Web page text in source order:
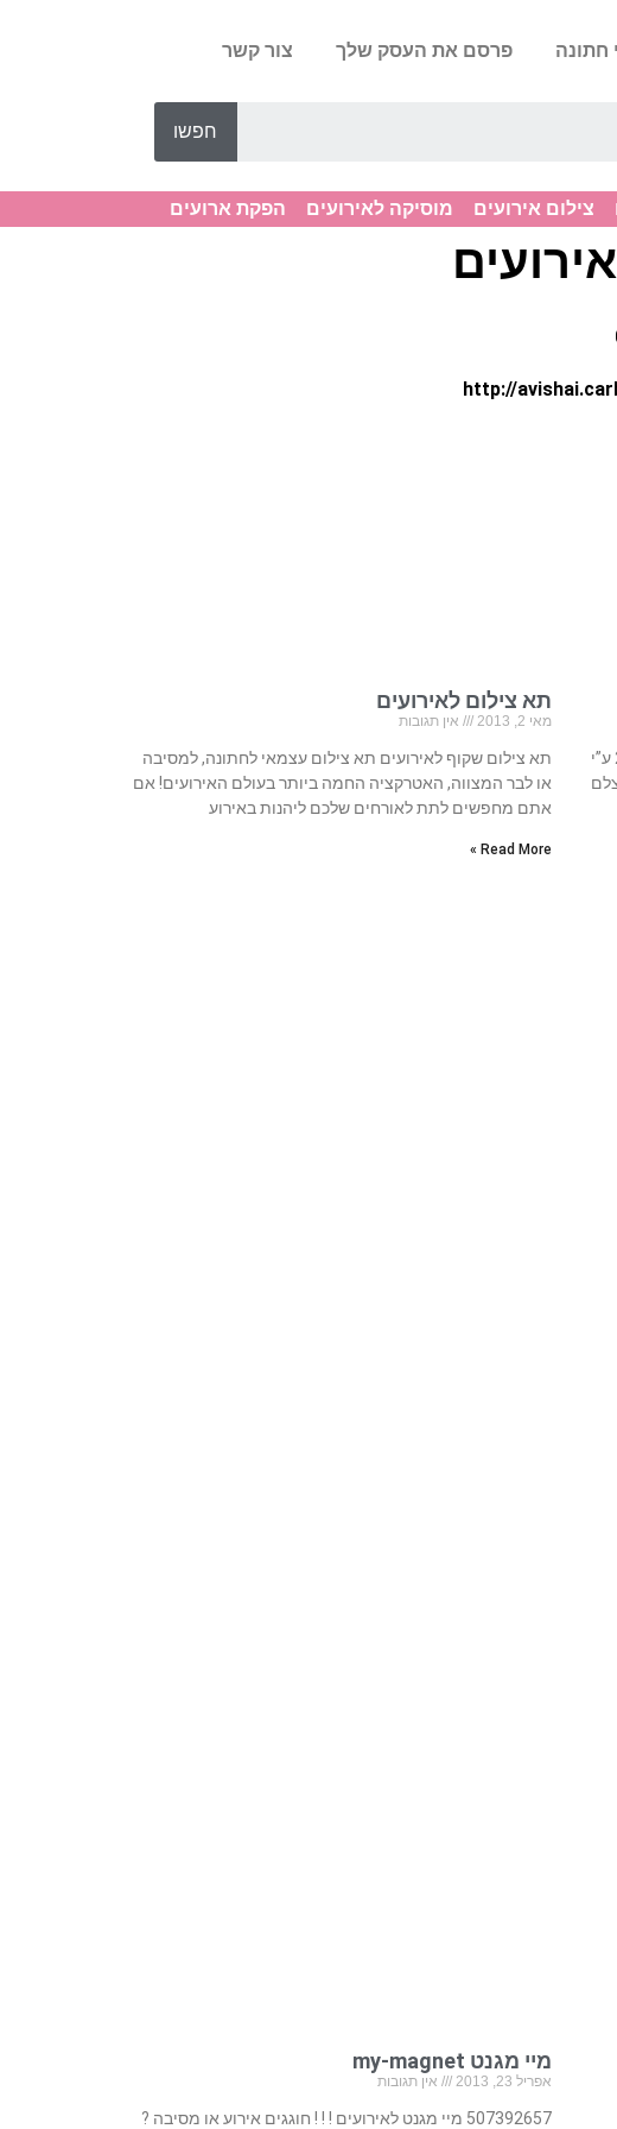
חתונה פרסם את העסק שלך צור קשר
חפשו
צילום אירועים מוסיקה לאירועים הפקת ארועים
חברת IF PRODUCTION צילום אירועים נוסדה בשנת 2006 ע”י
תא צילום לאירועים
מאי 2, 2013 אין תגובות
תא צילום שקוף לאירועים תא צילום עצמאי לחתונה, למסיבה
או לבר המצווה, האטרקציה החמה ביותר בעולם האירועים! אם
אתם מחפשים לתת לאורחים שלכם ליהנות באירוע
Read More »
מיי מגנט my-magnet
אפריל 23, 2013 אין תגובות
507392657 מיי מגנט לאירועים ! ! ! חוגגים אירוע או מסיבה ?